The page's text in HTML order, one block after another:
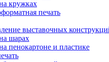
кружках
печать
выставочных
шарах
пенокартоне и пластике